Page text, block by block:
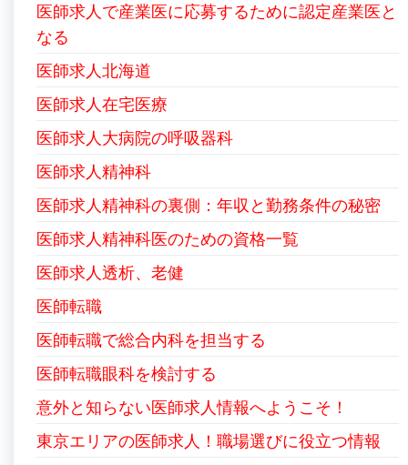
医師求人で産業医に応募するために認定産業医と
なる
医師求人北海道
医師求人在宅医療
医師求人大病院の呼吸器科
医師求人精神科
医師求人精神科の裏側：年収と勤務条件の秘密
医師求人精神科医のための資格一覧
医師求人透析、老健
医師転職
医師転職で総合内科を担当する
医師転職眼科を検討する
意外と知らない医師求人情報へようこそ！
東京エリアの医師求人！職場選びに役立つ情報